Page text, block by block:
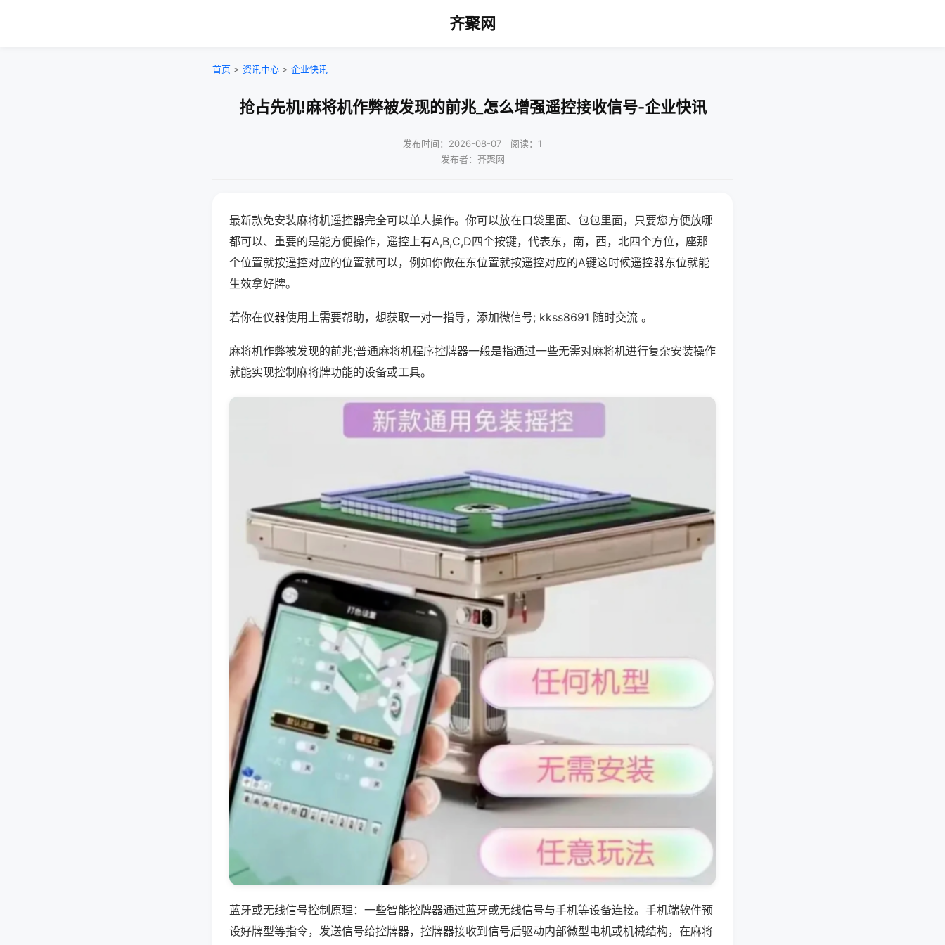
齐聚网
首页 > 资讯中心 > 企业快讯
抢占先机!麻将机作弊被发现的前兆_怎么增强遥控接收信号-企业快讯
发布时间：2026-08-07｜阅读：1
发布者：齐聚网
最新款免安装麻将机遥控器完全可以单人操作。你可以放在口袋里面、包包里面，只要您方便放哪
都可以、重要的是能方便操作，遥控上有A,B,C,D四个按键，代表东，南，西，北四个方位，座那
个位置就按遥控对应的位置就可以，例如你做在东位置就按遥控对应的A键这时候遥控器东位就能
生效拿好牌。
若你在仪器使用上需要帮助，想获取一对一指导，添加微信号; kkss8691 随时交流 。
麻将机作弊被发现的前兆;普通麻将机程序控牌器一般是指通过一些无需对麻将机进行复杂安装操作
就能实现控制麻将牌功能的设备或工具。
蓝牙或无线信号控制原理：一些智能控牌器通过蓝牙或无线信号与手机等设备连接。手机端软件预
设好牌型等指令，发送信号给控牌器，控牌器接收到信号后驱动内部微型电机或机械结构，在麻将